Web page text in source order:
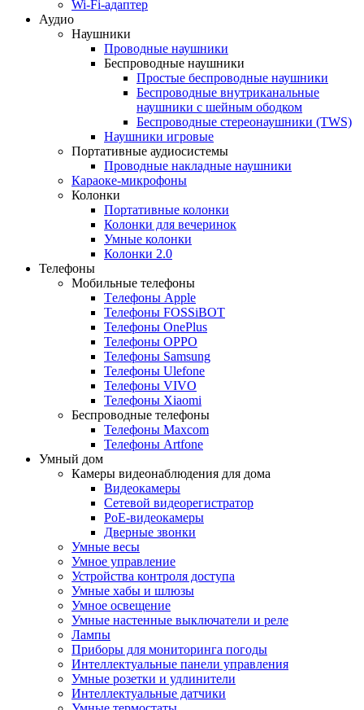
Wi-Fi-адаптер
Аудио
Наушники
Проводные наушники
Беспроводные наушники
Простые беспроводные наушники
Беспроводные внутриканальные
наушники с шейным ободком
Беспроводные стереонаушники (TWS)
Наушники игровые
Портативные аудиосистемы
Проводные накладные наушники
Караоке-микрофоны
Колонки
Портативные колонки
Колонки для вечеринок
Умные колонки
Колонки 2.0
Телефоны
Мобильные телефоны
Tелефоны Apple
Телефоны FOSSiBOT
Телефоны OnePlus
Телефоны OPPO
Телефоны Samsung
Телефоны Ulefone
Телефоны VIVO
Телефоны Xiaomi
Беспроводные телефоны
Телефоны Maxcom
Телефоны Аrtfone
Умный дом
Камеры видеонаблюдения для дома
Видеокамеры
Сетевой видеорегистратор
PoE-видеокамеры
Дверные звонки
Умные весы
Умное управление
Устройства контроля доступа
Умные хабы и шлюзы
Умное освещение
Умные настенные выключатели и реле
Лампы
Приборы для мониторинга погоды
Интеллектуальные панели управления
Умные розетки и удлинители
Интеллектуальные датчики